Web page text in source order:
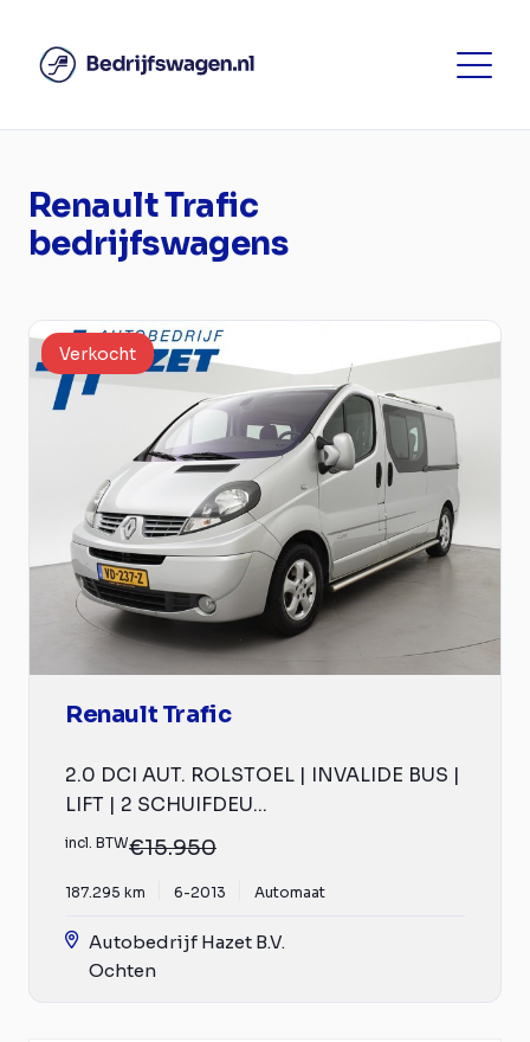
Renault Trafic
bedrijfswagens
Verkocht
Renault Trafic
2.0 DCI AUT. ROLSTOEL | INVALIDE BUS |
LIFT | 2 SCHUIFDEU...
incl. BTW€15.950
187.295 km 6-2013 Automaat
Autobedrijf Hazet B.V.
Ochten